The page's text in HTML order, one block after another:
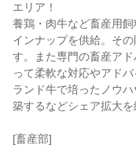
エリア！
養鶏・肉牛など畜産用
インナップを供給。そ
す。また専門の畜産ア
って柔軟な対応やアド
ランド牛で培ったノウ
築するなどシェア拡大を
[畜産部]